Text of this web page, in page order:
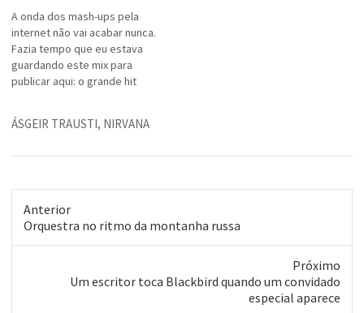
A onda dos mash-ups pela
internet não vai acabar nunca.
Fazia tempo que eu estava
guardando este mix para
publicar aqui: o grande hit
Rick Astley com a base de
"Smells like Teen Spirit", do
ÁSGEIR TRAUSTI, NIRVANA
Anterior
Post
Orquestra no ritmo da montanha russa
Próximo
Um escritor toca Blackbird quando um convidado
especial aparece